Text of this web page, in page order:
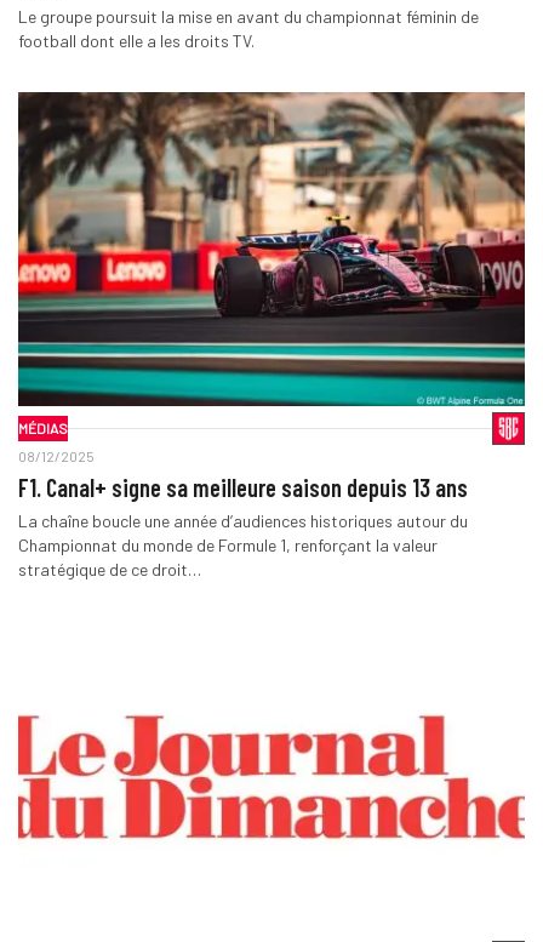
Le groupe poursuit la mise en avant du championnat féminin de
football dont elle a les droits TV.
MÉDIAS
08/12/2025
F1. Canal+ signe sa meilleure saison depuis 13 ans
La chaîne boucle une année d’audiences historiques autour du
Championnat du monde de Formule 1, renforçant la valeur
stratégique de ce droit…